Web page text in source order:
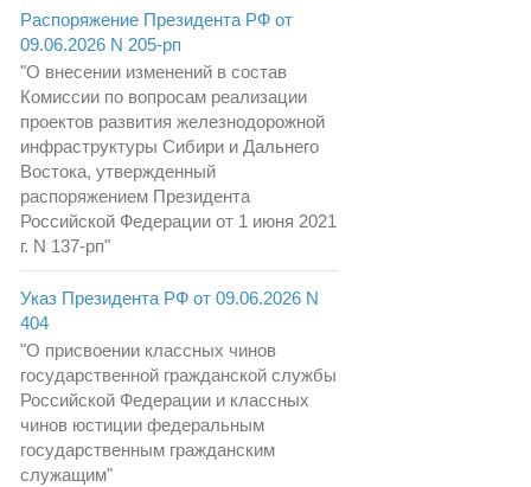
Распоряжение Президента РФ от
09.06.2026 N 205-рп
"О внесении изменений в состав
Комиссии по вопросам реализации
проектов развития железнодорожной
инфраструктуры Сибири и Дальнего
Востока, утвержденный
распоряжением Президента
Российской Федерации от 1 июня 2021
г. N 137-рп"
Указ Президента РФ от 09.06.2026 N
404
"О присвоении классных чинов
государственной гражданской службы
Российской Федерации и классных
чинов юстиции федеральным
государственным гражданским
служащим"